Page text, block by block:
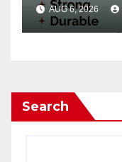
AUG 6, 2026
Search